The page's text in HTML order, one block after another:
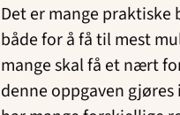
Det er mange praktiske
både for å få til mest
mange skal få et nært
denne oppgaven